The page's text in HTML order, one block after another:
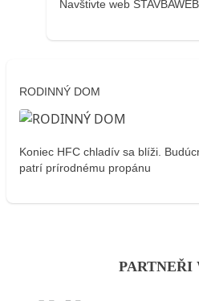
Navštivte web STAVBAWEB
RODINNÝ DOM
Koniec HFC chladív sa blíži.
patrí prírodnému propánu
PARTNEŘI